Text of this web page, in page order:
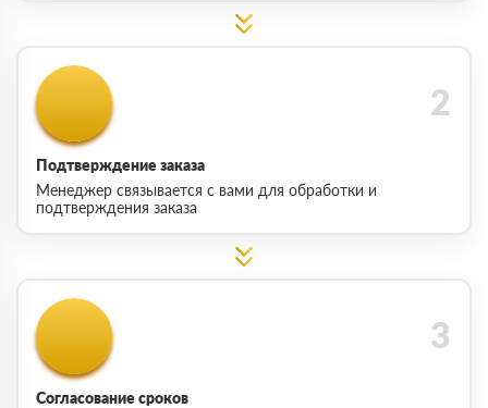
Подтверждение заказа
Менеджер связывается с вами для обработки и
подтверждения заказа
Согласование сроков